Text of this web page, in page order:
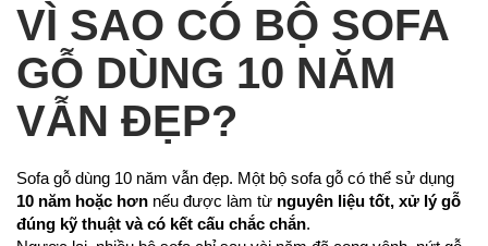
VÌ SAO CÓ BỘ SOFA
GỖ DÙNG 10 NĂM
VẪN ĐẸP?
Sofa gỗ dùng 10 năm vẫn đẹp. Một bộ sofa gỗ có thể sử dụng
10 năm hoặc hơn nếu được làm từ nguyên liệu tốt, xử lý gỗ
đúng kỹ thuật và có kết cấu chắc chắn.